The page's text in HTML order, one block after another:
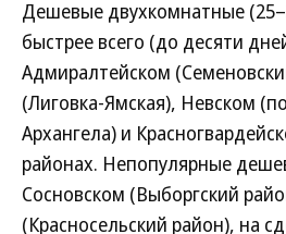
Дешевые двухкомнатные
быстрее всего (до десяти
Адмиралтейском
(Лиговка-Ямская), Невском
Архангела) и
районах. Непопулярные
Сосновском (Выборгский
(Красносельский район), на